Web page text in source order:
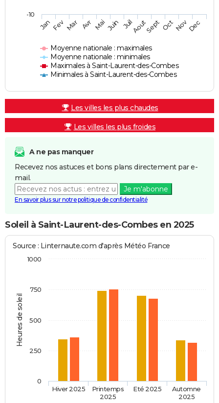
Moyenne nationale : maximales
Moyenne nationale : minimales
Maximales à Saint-Laurent-des-Combes
Minimales à Saint-Laurent-des-Combes
JanFev Mar Avr MaiJuin JuilAoutSept OctNovDec
-10
Les villes les plus chaudes
Les villes les plus froides
A ne pas manquer
Recevez nos astuces et bons plans directement par e-
mail.
Je m'abonne
En savoir plus sur notre politique de confidentialité
Soleil à Saint-Laurent-des-Combes en 2025
Heures de soleil
Source : Linternaute.com d'après Météo France
Hiver 2025
Printemps
2025
Eté 2025
Automne
2025
0
250
500
750
1000